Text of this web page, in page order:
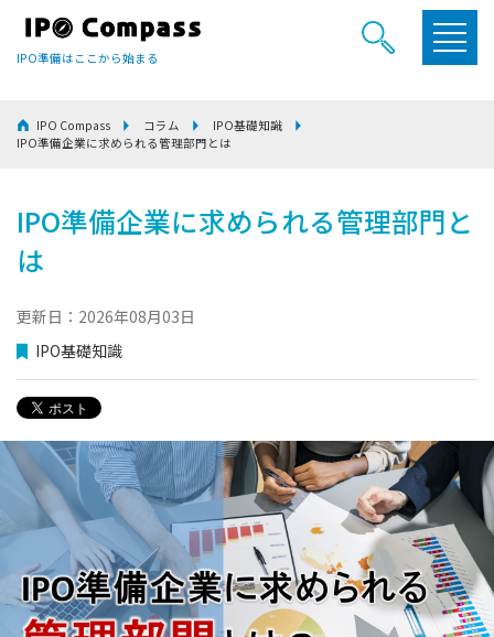
IPO準備はここから始まる
IPO Compass コラム
IPO基礎知識
IPO準備企業に求められる管理部門とは
IPO準備企業に求められる管理部門と
は
更新日：2026年08月03日
IPO基礎知識